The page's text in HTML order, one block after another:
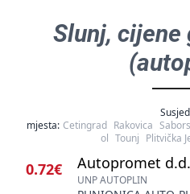
Slunj, cijene
mjesta: Cetingrad Rakovica
ol Tounj Plitvička
0.72€ Autopromet d.d.
UNP AUTOPLIN